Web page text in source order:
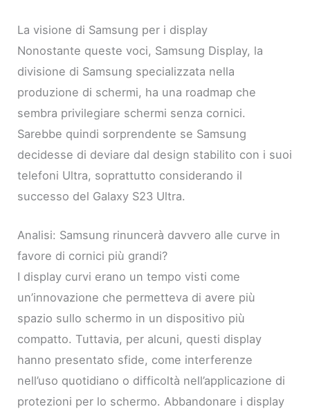
La visione di Samsung per i display
Nonostante queste voci, Samsung Display, la
divisione di Samsung specializzata nella
produzione di schermi, ha una roadmap che
sembra privilegiare schermi senza cornici.
Sarebbe quindi sorprendente se Samsung
decidesse di deviare dal design stabilito con i suoi
telefoni Ultra, soprattutto considerando il
successo del Galaxy S23 Ultra.
Analisi: Samsung rinuncerà davvero alle curve in
favore di cornici più grandi?
I display curvi erano un tempo visti come
un’innovazione che permetteva di avere più
spazio sullo schermo in un dispositivo più
compatto. Tuttavia, per alcuni, questi display
hanno presentato sfide, come interferenze
nell’uso quotidiano o difficoltà nell’applicazione di
protezioni per lo schermo. Abbandonare i display